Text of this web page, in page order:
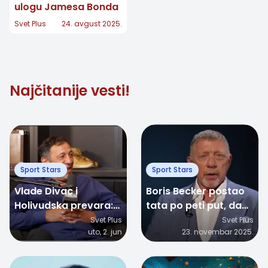
ulogu Jamesa Bonda
Svet Plus 24. avgust 2025.
Najčitanije vesti!
Sport Stars
Vlade Divac i
Holivudska prevara:
Kako je nasamario
saigrača pomoću
Svet Plus
uto, 2. jun
Sport Stars
Boris Becker postao
tata po peti put, dan
pre svog 58.
rođendana
Svet Plus
23. novembar 2025.